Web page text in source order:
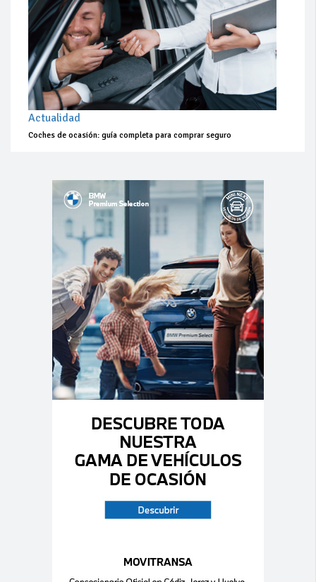
Actualidad
Coches de ocasión: guía completa para comprar seguro